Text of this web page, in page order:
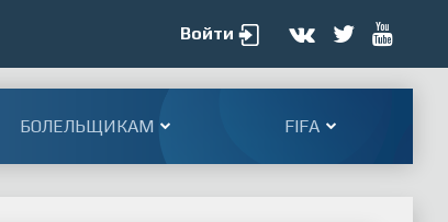
Войти
БОЛЕЛЬЩИКАМ FIFA